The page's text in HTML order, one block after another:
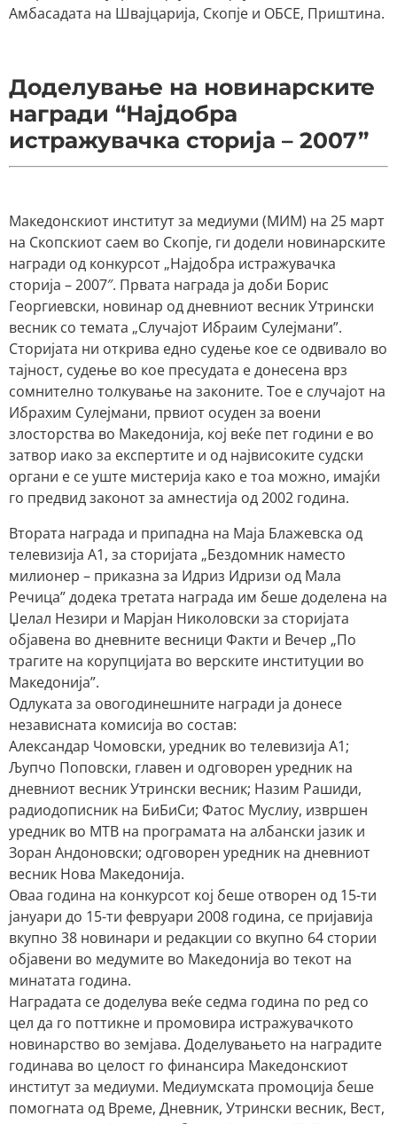
Амбасадата на Швајцарија, Скопје и ОБСЕ, Приштина.
Доделување на новинарските
награди “Најдобра
истражувачка сторија – 2007”
Македонскиот институт за медиуми (МИМ) на 25 март
на Скопскиот саем во Скопје, ги додели новинарските
награди од конкурсот „Најдобра истражувачка
сторија – 2007″. Првата награда ја доби Борис
Георгиевски, новинар од дневниот весник Утрински
весник со темата „Случајот Ибраим Сулејмани”.
Сторијата ни открива едно судење кое се одвивало во
тајност, судење во кое пресудата е донесена врз
сомнително толкување на законите. Тое е случајот на
Ибрахим Сулејмани, првиот осуден за воени
злосторства во Македонија, кој веќе пет години е во
затвор иако за експертите и од највисоките судски
органи е се уште мистерија како е тоа можно, имајќи
го предвид законот за амнестија од 2002 година.
Втората награда и припадна на Маја Блажевска од
телевизија А1, за сторијата „Бездомник наместо
милионер – приказна за Идриз Идризи од Мала
Речица” додека третата награда им беше доделена на
Џелал Незири и Марјан Николовски за сторијата
објавена во дневните весници Факти и Вечер „По
трагите на корупцијата во верските институции во
Македонија”.
Одлуката за овогодинешните награди ја донесе
независната комисија во состав:
Александар Чомовски, уредник во телевизија А1;
Љупчо Поповски, главен и одговорен уредник на
дневниот весник Утрински весник; Назим Рашиди,
радиодописник на БиБиСи; Фатос Муслиу, извршен
уредник во МТВ на програмата на албански јазик и
Зоран Андоновски; одговорен уредник на дневниот
весник Нова Македонија.
Оваа година на конкурсот кој беше отворен од 15-ти
јануари до 15-ти февруари 2008 година, се пријавија
вкупно 38 новинари и редакции со вкупно 64 стории
објавени во медумите во Македонија во текот на
минатата година.
Наградата се доделува веќе седма година по ред со
цел да го поттикне и промовира истражувачкото
новинарство во земјава. Доделувањето на наградите
годинава во целост го финансира Македонскиот
институт за медиуми. Медиумската промоција беше
помогната од Време, Дневник, Утрински весник, Вест,